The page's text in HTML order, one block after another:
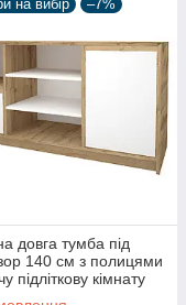
на вибір –7%
довга тумба під
140 см з полицями
підліткову кімнату
Ліон